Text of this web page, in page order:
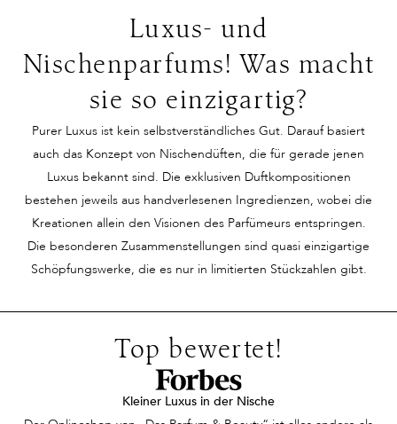
trägt ein schlichtes
Kleid, doch ihre
unvergleichlich. Ihr
Lächeln und die
Leichtigkeit ihrer
Bewegungen ziehen alle
Blicke auf sich. Auf den
ersten Blick erscheint
sie unnahbar, ein Hauch
dennoch eine gewisse
Eleganz aus. Seine
Präsenz wird
wahrgenommen und
scheue Blicke der
Bewunderung streifen
ihn. Dann begegnet ihm
DIE Frau –
wunderschön,
selbstbewusst und
scheinbar unerreichbar.
Schaut sie ihm
hinterher? Nein. Doch
dann streift sie ein
noch rein
sondern eine
geschaffen
zu
Duft scheint
Geschichten
erzählen,
zu wecken,
einer
Luxus- und
Nischenparfums! Was macht
sie so einzigartig?
Purer Luxus ist kein selbstverständliches Gut. Darauf basiert
auch das Konzept von Nischendüften, die für gerade jenen
Luxus bekannt sind. Die exklusiven Duftkompositionen
bestehen jeweils aus handverlesenen Ingredienzen, wobei die
Kreationen allein den Visionen des Parfümeurs entspringen.
Die besonderen Zusammenstellungen sind quasi einzigartige
Schöpfungswerke, die es nur in limitierten Stückzahlen gibt.
Top bewertet!
Kleiner Luxus in der Nische